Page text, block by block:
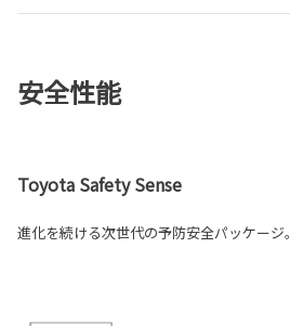
安全性能
Toyota Safety Sense
進化を続ける次世代の予防安全パッケージ。